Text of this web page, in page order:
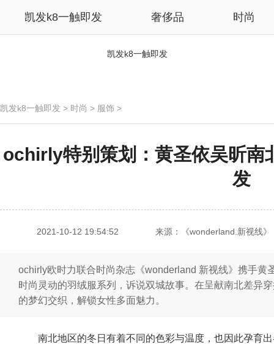
凯发k8一触即发 奢侈品 时尚
凯发k8一触即发
凯发k8一触即发 > 时尚 > 服饰 >
ochirly特别策划：黄圣依吴昕南
发
2021-10-12 19:54:52 来源：《wonderland.新视线》
ochirly欧时力联合时尚杂志《wonderland 新视线》携手黄
时尚灵动的羽绒服系列，诉说双城故事。在呈献南北差异
的梦幻交织，解锁女性多面魅力。
南北地区的冬日有着不同的色彩与温度，也因此孕育